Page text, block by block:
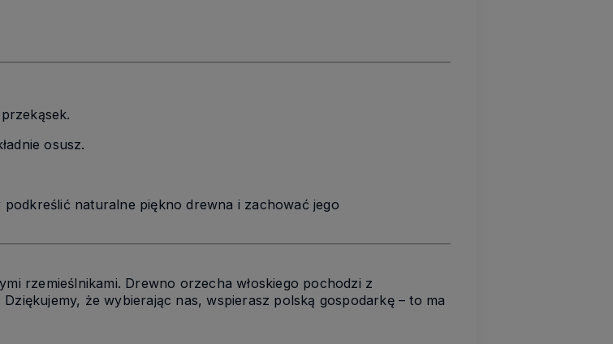
osusz.
naturalne piękno drewna i zachować jego
rzemieślnikami. Drewno orzecha włoskiego pochodzi z
że wybierając nas, wspierasz polską gospodarkę – to ma